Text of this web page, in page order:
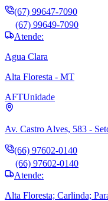
(67) 99647-7090
(67) 99649-7090
Atende:
Agua Clara
Alta Floresta - MT
AFTUnidade
Av. Castro Alves, 583 -
(66) 97602-0140
(66) 97602-0140
Atende:
Alta Floresta; Carlinda;